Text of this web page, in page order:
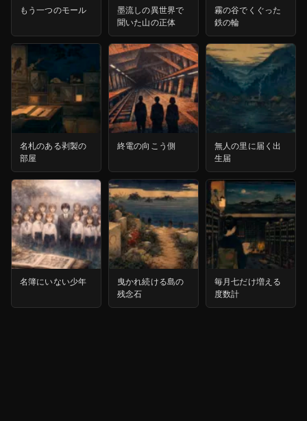
もう一つのモール
墨流しの異世界で
聞いた山の正体
霧の谷でくぐった
鉄の輪
名札のある剥製の
部屋
終電の向こう側
無人の里に届く出
生届
名簿にいない少年
曳かれ続ける島の
残念石
毎月七だけ増える
度数計